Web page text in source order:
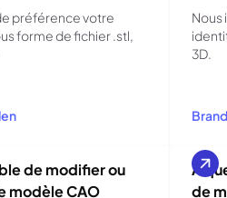
préférence votre
forme de fichier .stl,
Nous
3D.
de modifier ou
modèle CAO
À
de